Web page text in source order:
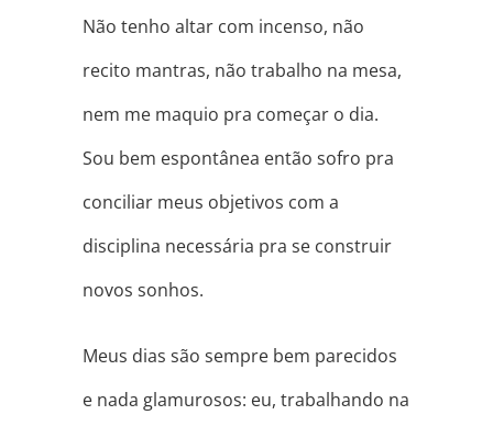
Não tenho altar com incenso, não
recito mantras, não trabalho na mesa,
nem me maquio pra começar o dia.
Sou bem espontânea então sofro pra
conciliar meus objetivos com a
disciplina necessária pra se construir
novos sonhos.
Meus dias são sempre bem parecidos
e nada glamurosos: eu, trabalhando na